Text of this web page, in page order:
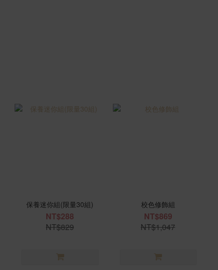
保養迷你組(限量30組)
NT$288
NT$829
校色修飾組
NT$869
NT$1,047